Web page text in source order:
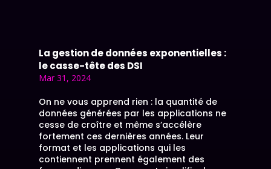
La gestion de données exponentielles :
le casse-tête des DSI
Mar 31, 2024
On ne vous apprend rien : la quantité de
données générées par les applications ne
cesse de croître et même s’accélère
fortement ces dernières années. Leur
format et les applications qui les
contiennent prennent également des